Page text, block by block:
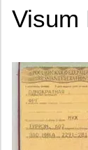
Visum